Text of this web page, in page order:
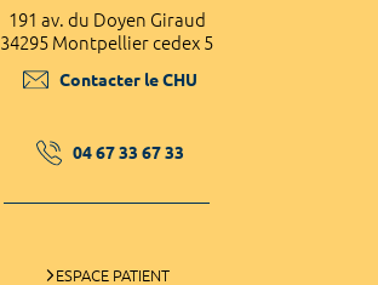
191 av. du Doyen Giraud
34295 Montpellier cedex 5
Contacter le CHU
04 67 33 67 33
ESPACE PATIENT